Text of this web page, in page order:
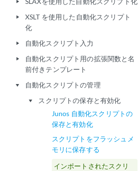
play_arrow
play_arrow
XSLT を使用した自動化スクリプト
化
play_arrow 自動化スクリプト入力
play_arrow
自動化スクリプト用の拡張関数と名
前付きテンプレート
play_arrow 自動化スクリプトの管理
play_arrow
スクリプトの保存と有効化
Junos 自動化スクリプトの
保存と有効化
スクリプトをフラッシュメ
モリに保存する
インポートされたスクリ